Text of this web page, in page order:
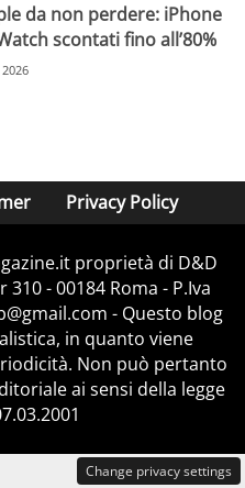
da non perdere: iPhone
scontati fino all’80%
Privacy Policy
proprietà di D&D
- 00184 Roma - P.Iva
- Questo blog
in quanto viene
Non può pertanto
ai sensi della legge
Change privacy settings